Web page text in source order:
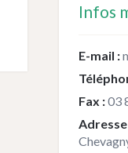
Infos
E-mail :
Fax :03